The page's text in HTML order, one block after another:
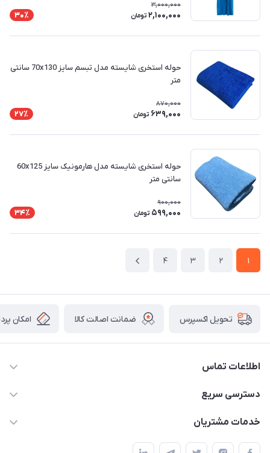
3,000,000
2,100,000 تومان 30٪
حوله استخری شایسته مدل تبسم سایز 70x130 سانتی
متر
870,000
639,000 تومان 27٪
حوله استخری شایسته مدل هارمونیک سایز 60x125
سانتی متر
900,000
599,000 تومان 34٪
1
2
3
4
تحویل اکسپرس ضمانت اصالت کالا امکان
اطلاعات تماس
09034287359
دسترسی سریع
حساب کاربری
خدمات مشتریان
قوانین و مقررات